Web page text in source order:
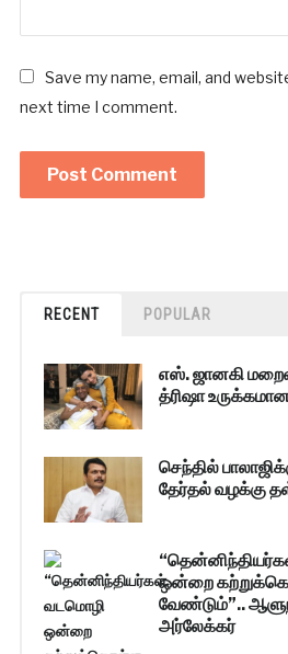
Save my name, email, and
next time I comment.
RECENT POPULAR
எஸ். ஜானகி
த்ரிஷா
செந்தில்
தேர்தல் வழக்கு
ஒன்றை
வேண்டும்”..
அர்லேக்கர்